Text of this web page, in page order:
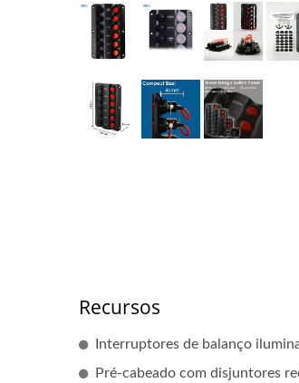
Recursos
Interruptores de balanço
Pré-cabeado com disjuntores